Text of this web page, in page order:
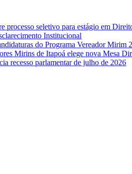
processo seletivo para estágio em
Institucional
do Programa Vereador Mirim
Mirins de Itapoá elege nova Mesa
recesso parlamentar de julho de 2026